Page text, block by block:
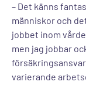
– Det känns
människor och
jobbet inom
men jag jobbar
varierande